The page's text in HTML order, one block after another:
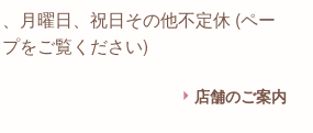
月曜日、祝日その他不定休 (ペー
をご覧ください)
店舗のご案内